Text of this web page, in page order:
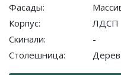
Фасады:
Корпус:
Скинали:
Столешница:
ЛДСП
-